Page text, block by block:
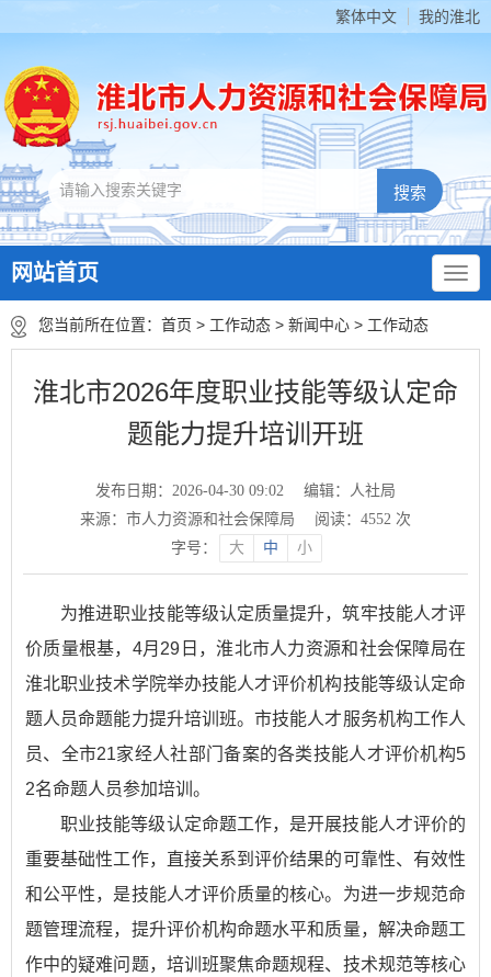
繁体中文 我的淮北
网站首页
您当前所在位置： 首页 > 工作动态 > 新闻中心 > 工作动态
淮北市2026年度职业技能等级认定命
题能力提升培训开班
发布日期：2026-04-30 09:02
编辑：人社局
来源：市人力资源和社会保障局
阅读： 4552 次
字号：
大 中 小
为推进职业技能等级认定质量提升，筑牢技能人才评
价质量根基，4月29日，淮北市人力资源和社会保障局在
淮北职业技术学院举办技能人才评价机构技能等级认定命
题人员命题能力提升培训班。市技能人才服务机构工作人
员、全市21家经人社部门备案的各类技能人才评价机构5
2名命题人员参加培训。
职业技能等级认定命题工作，是开展技能人才评价的
重要基础性工作，直接关系到评价结果的可靠性、有效性
和公平性，是技能人才评价质量的核心。为进一步规范命
题管理流程，提升评价机构命题水平和质量，解决命题工
作中的疑难问题，培训班聚焦命题规程、技术规范等核心